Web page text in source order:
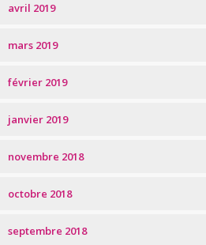
avril 2019
mars 2019
février 2019
janvier 2019
novembre 2018
octobre 2018
septembre 2018